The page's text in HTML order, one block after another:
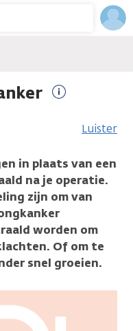
informatie
Luister
in plaats van een
na je operatie.
zijn om van
worden om
Of om te
snel groeien.